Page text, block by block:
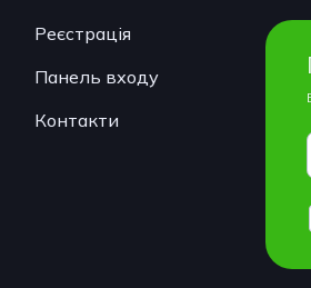
Реєстрація
Панель входу
Контакти